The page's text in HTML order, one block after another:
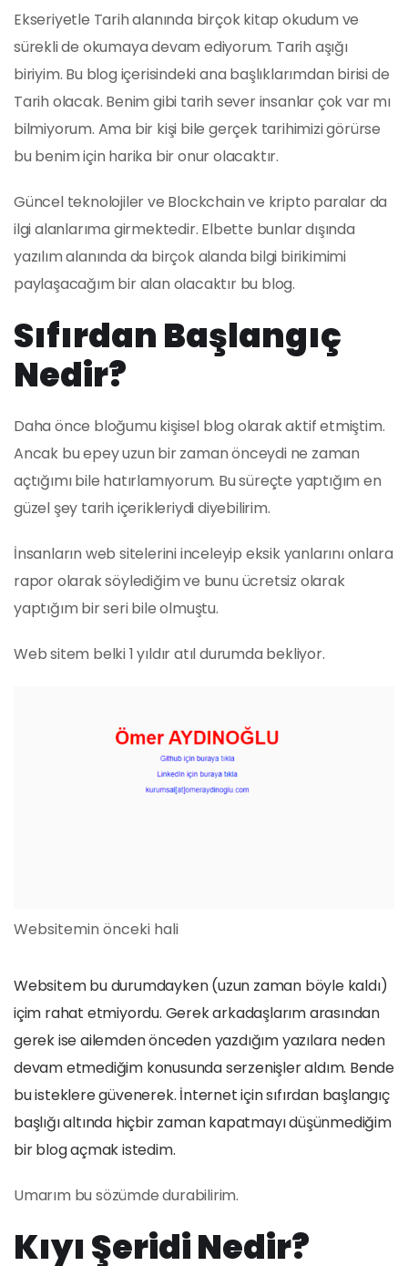
Ekseriyetle Tarih alanında birçok kitap okudum ve
sürekli de okumaya devam ediyorum. Tarih aşığı
biriyim. Bu blog içerisindeki ana başlıklarımdan birisi de
Tarih olacak. Benim gibi tarih sever insanlar çok var mı
bilmiyorum. Ama bir kişi bile gerçek tarihimizi görürse
bu benim için harika bir onur olacaktır.
Güncel teknolojiler ve Blockchain ve kripto paralar da
ilgi alanlarıma girmektedir. Elbette bunlar dışında
yazılım alanında da birçok alanda bilgi birikimimi
paylaşacağım bir alan olacaktır bu blog.
Sıfırdan Başlangıç
Nedir?
Daha önce bloğumu kişisel blog olarak aktif etmiştim.
Ancak bu epey uzun bir zaman önceydi ne zaman
açtığımı bile hatırlamıyorum. Bu süreçte yaptığım en
güzel şey tarih içerikleriydi diyebilirim.
İnsanların web sitelerini inceleyip eksik yanlarını onlara
rapor olarak söylediğim ve bunu ücretsiz olarak
yaptığım bir seri bile olmuştu.
Web sitem belki 1 yıldır atıl durumda bekliyor.
Websitemin önceki hali
Websitem bu durumdayken (uzun zaman böyle kaldı)
içim rahat etmiyordu. Gerek arkadaşlarım arasından
gerek ise ailemden önceden yazdığım yazılara neden
devam etmediğim konusunda serzenişler aldım. Bende
bu isteklere güvenerek. İnternet için sıfırdan başlangıç
başlığı altında hiçbir zaman kapatmayı düşünmediğim
bir blog açmak istedim.
Umarım bu sözümde durabilirim.
Kıyı Şeridi Nedir?